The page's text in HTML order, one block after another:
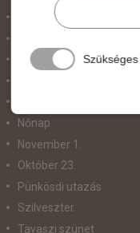
Karnevál
Május 1.
Nőnap
November 1.
Október 23.
Pünkösdi utazás
Szilveszter
Tavaszi szünet
Szükséges